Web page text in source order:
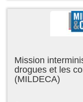
Mission
drogues et les
(MILDECA)